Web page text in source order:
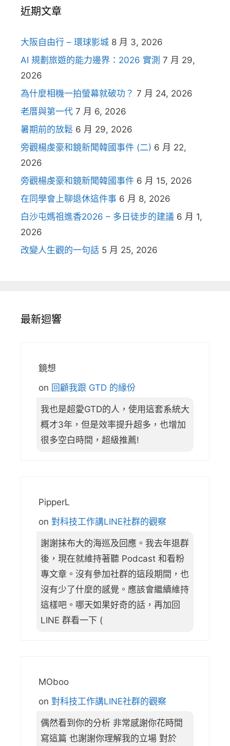
近期文章
大阪自由行 – 環球影城 8 月 3, 2026
AI 規劃旅遊的能力邊界：2026 實測 7 月 29,
2026
為什麼相機一拍螢幕就破功？ 7 月 24, 2026
老厝與第一代 7 月 6, 2026
暑期前的放鬆 6 月 29, 2026
旁觀楊虔豪和鏡新聞韓國事件 (二) 6 月 22,
2026
旁觀楊虔豪和鏡新聞韓國事件 6 月 15, 2026
在同學會上聊退休這件事 6 月 8, 2026
白沙屯媽祖進香2026 – 多日徒步的建議 6 月 1,
2026
改變人生觀的一句話 5 月 25, 2026
最新迴響
鏡想
on 回顧我跟 GTD 的緣份
我也是超愛GTD的人，使用這套系統大
概才3年，但是效率提升超多，也增加
很多空白時間，超級推薦!
PipperL
on 對科技工作講LINE社群的觀察
謝謝抹布大的海巡及回應。我去年退群
後，現在就維持著聽 Podcast 和看粉
專文章。沒有參加社群的這段期間，也
沒有少了什麼的感覺。應該會繼續維持
這樣吧。哪天如果好奇的話，再加回
LINE 群看一下 (
MOboo
on 對科技工作講LINE社群的觀察
偶然看到你的分析 非常感謝你花時間
寫這篇 也謝謝你理解我的立場 對於